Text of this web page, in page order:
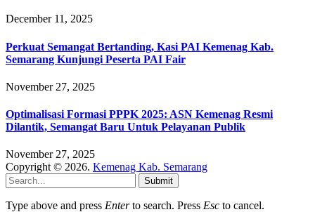
December 11, 2025
Perkuat Semangat Bertanding, Kasi PAI Kemenag Kab.
Semarang Kunjungi Peserta PAI Fair
November 27, 2025
Optimalisasi Formasi PPPK 2025: ASN Kemenag Resmi
Dilantik, Semangat Baru Untuk Pelayanan Publik
November 27, 2025
Copyright © 2026. Kemenag Kab. Semarang
Submit
Type above and press Enterto search. Press Esc to cancel.